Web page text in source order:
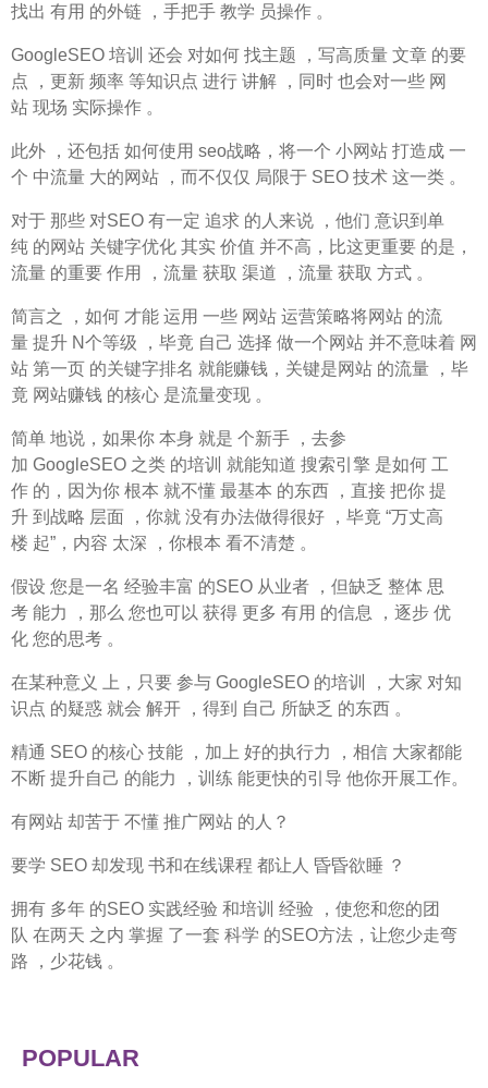
找出 有用 的外链 ，手把手 教学 员操作 。
GoogleSEO 培训 还会 对如何 找主题 ，写高质量 文章 的要
点 ，更新 频率 等知识点 进行 讲解 ，同时 也会对一些 网
站 现场 实际操作 。
此外 ，还包括 如何使用 seo战略，将一个 小网站 打造成 一
个 中流量 大的网站 ，而不仅仅 局限于 SEO 技术 这一类 。
对于 那些 对SEO 有一定 追求 的人来说 ，他们 意识到单
纯 的网站 关键字优化 其实 价值 并不高，比这更重要 的是，
流量 的重要 作用 ，流量 获取 渠道 ，流量 获取 方式 。
简言之 ，如何 才能 运用 一些 网站 运营策略将网站 的流
量 提升 N个等级 ，毕竟 自己 选择 做一个网站 并不意味着 网
站 第一页 的关键字排名 就能赚钱，关键是网站 的流量 ，毕
竟 网站赚钱 的核心 是流量变现 。
简单 地说，如果你 本身 就是 个新手 ，去参
加 GoogleSEO 之类 的培训 就能知道 搜索引擎 是如何 工
作 的，因为你 根本 就不懂 最基本 的东西 ，直接 把你 提
升 到战略 层面 ，你就 没有办法做得很好 ，毕竟 “万丈高
楼 起”，内容 太深 ，你根本 看不清楚 。
假设 您是一名 经验丰富 的SEO 从业者 ，但缺乏 整体 思
考 能力 ，那么 您也可以 获得 更多 有用 的信息 ，逐步 优
化 您的思考 。
在某种意义 上，只要 参与 GoogleSEO 的培训 ，大家 对知
识点 的疑惑 就会 解开 ，得到 自己 所缺乏 的东西 。
精通 SEO 的核心 技能 ，加上 好的执行力 ，相信 大家都能
不断 提升自己 的能力 ，训练 能更快的引导 他你开展工作。
有网站 却苦于 不懂 推广网站 的人？
要学 SEO 却发现 书和在线课程 都让人 昏昏欲睡 ？
拥有 多年 的SEO 实践经验 和培训 经验 ，使您和您的团
队 在两天 之内 掌握 了一套 科学 的SEO方法，让您少走弯
路 ，少花钱 。
POPULAR